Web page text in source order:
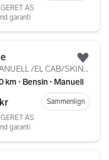
AS
garanti
120i 170HK MANUELL /EL CAB/SKINN/SPORTSUNDERSTELL/HIFI
km ∙ Bensin ∙ Manuell
kr
Sammenlign
AS
garanti